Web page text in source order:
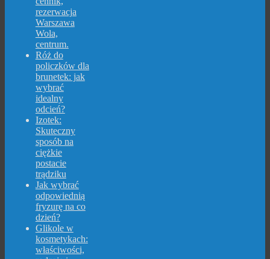
rezerwacja
Warszawa
Wola,
centrum.
Róż do
policzków dla
brunetek: jak
wybrać
idealny
odcień?
Izotek:
Skuteczny
sposób na
ciężkie
postacie
trądziku
Jak wybrać
odpowiednią
fryzurę na co
dzień?
Glikole w
kosmetykach:
właściwości,